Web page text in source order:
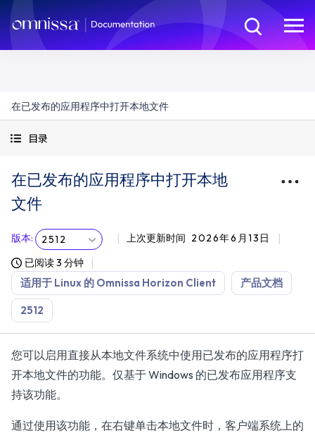
在已发布的应用程序中打开本地文件
目录
在已发布的应用程序中打开本地
文件
版本: 2512 上次更新时间 2026年6月13日
已阅读 3 分钟
适用于 Linux 的 Omnissa Horizon Client 产品文档
2512
您可以启用直接从本地文件系统中使用已发布的应用程序打
开本地文件的功能。仅基于 Windows 的已发布应用程序支
持该功能。
通过使用该功能，在右键单击本地文件时，客户端系统上的